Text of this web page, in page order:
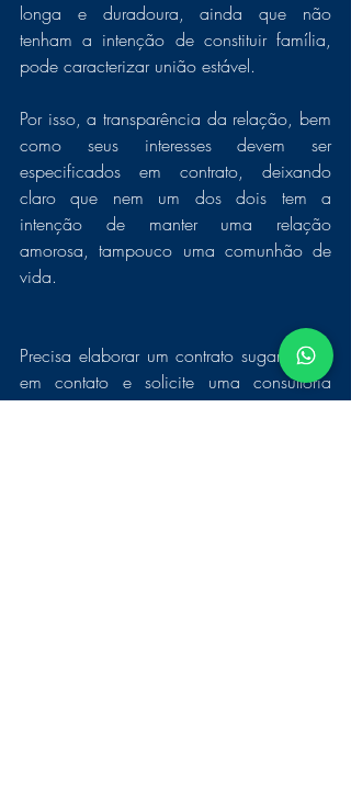
longa e duradoura, ainda que não
tenham a intenção de constituir família,
pode caracterizar união estável.
Por isso, a transparência da relação, bem
como seus interesses devem ser
especificados em contrato, deixando
claro que nem um dos dois tem a
intenção de manter uma relação
amorosa, tampouco uma comunhão de
vida.
Precisa elaborar um contrato sugar? Entre
em contato e solicite uma consultoria
jurídica.